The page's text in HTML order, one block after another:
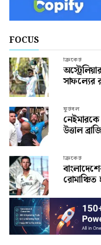
FOCUS
ক্রিকেট
সাফল্যের
ফুটবল
নেইমারকে
উত্তাল
ক্রিকেট